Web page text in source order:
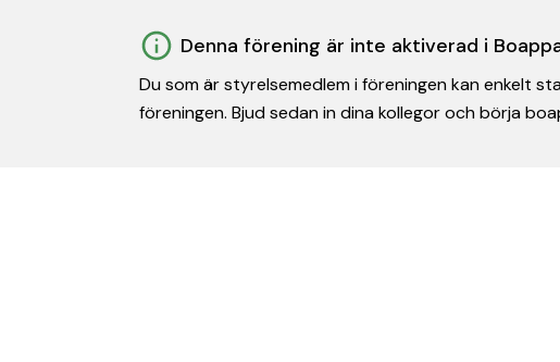
Denna förening är inte aktiverad i
Du som är styrelsemedlem i föreningen kan enkelt
föreningen. Bjud sedan in dina kollegor och börja